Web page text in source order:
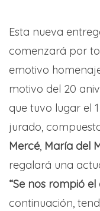
Esta nueva
comenzará por
emotivo
motivo del 20
que tuvo lugar el
jurado,
Mercé, María del
regalará una
“Se nos rompió el
continuación,